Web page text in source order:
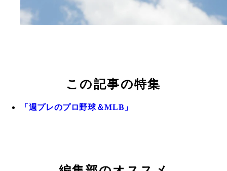
この記事の特集
「週プレのプロ野球＆MLB」